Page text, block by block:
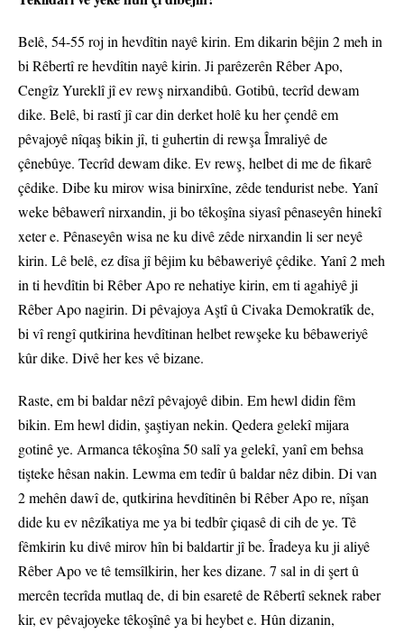
Belê, 54-55 roj in hevdîtin nayê kirin. Em dikarin bêjin 2 meh in
bi Rêbertî re hevdîtin nayê kirin. Ji parêzerên Rêber Apo,
Cengîz Yureklî jî ev rewş nirxandibû. Gotibû, tecrîd dewam
dike. Belê, bi rastî jî car din derket holê ku her çendê em
pêvajoyê nîqaş bikin jî, ti guhertin di rewşa Îmraliyê de
çênebûye. Tecrîd dewam dike. Ev rewş, helbet di me de fikarê
çêdike. Dibe ku mirov wisa binirxîne, zêde tendurist nebe. Yanî
weke bêbawerî nirxandin, ji bo têkoşîna siyasî pênaseyên hinekî
xeter e. Pênaseyên wisa ne ku divê zêde nirxandin li ser neyê
kirin. Lê belê, ez dîsa jî bêjim ku bêbaweriyê çêdike. Yanî 2 meh
in ti hevdîtin bi Rêber Apo re nehatiye kirin, em ti agahiyê ji
Rêber Apo nagirin. Di pêvajoya Aştî û Civaka Demokratîk de,
bi vî rengî qutkirina hevdîtinan helbet rewşeke ku bêbaweriyê
kûr dike. Divê her kes vê bizane.
Raste, em bi baldar nêzî pêvajoyê dibin. Em hewl didin fêm
bikin. Em hewl didin, şaştiyan nekin. Qedera gelekî mijara
gotinê ye. Armanca têkoşîna 50 salî ya gelekî, yanî em behsa
tişteke hêsan nakin. Lewma em tedîr û baldar nêz dibin. Di van
2 mehên dawî de, qutkirina hevdîtinên bi Rêber Apo re, nîşan
dide ku ev nêzîkatiya me ya bi tedbîr çiqasê di cih de ye. Tê
fêmkirin ku divê mirov hîn bi baldartir jî be. Îradeya ku ji aliyê
Rêber Apo ve tê temsîlkirin, her kes dizane. 7 sal in di şert û
mercên tecrîda mutlaq de, di bin esaretê de Rêbertî seknek raber
kir, ev pêvajoyeke têkoşînê ya bi heybet e. Hûn dizanin,